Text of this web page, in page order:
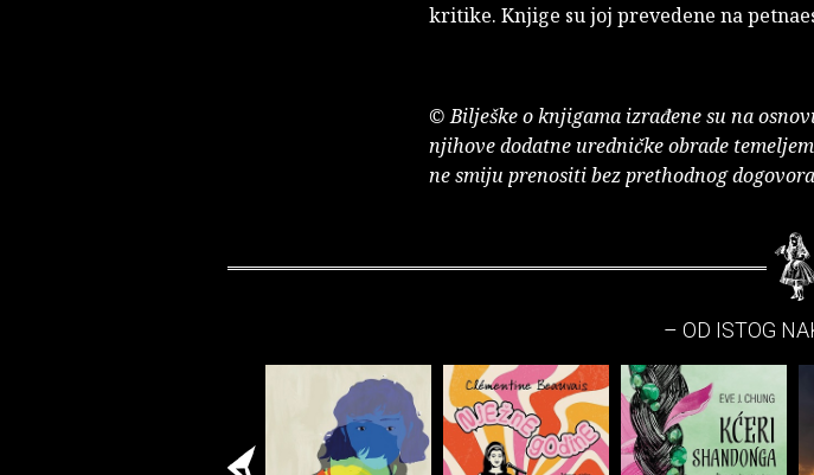
kritike. Knjige su joj prevedene na
© Bilješke o knjigama izrađene su na
njihove dodatne uredničke obrade
ne smiju prenositi bez prethodnog
– OD ISTOG